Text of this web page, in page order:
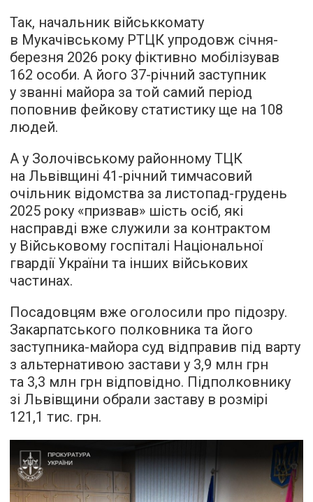
Так, начальник військкомату
в Мукачівському РТЦК упродовж січня-
березня 2026 року фіктивно мобілізував
162 особи. А його 37-річний заступник
у званні майора за той самий період
поповнив фейкову статистику ще на 108
людей.
А у Золочівському районному ТЦК
на Львівщині 41-річний тимчасовий
очільник відомства за листопад-грудень
2025 року «призвав» шість осіб, які
насправді вже служили за контрактом
у Військовому госпіталі Національної
гвардії України та інших військових
частинах.
Посадовцям вже оголосили про підозру.
Закарпатського полковника та його
заступника-майора суд відправив під варту
з альтернативою застави у 3,9 млн грн
та 3,3 млн грн відповідно. Підполковнику
зі Львівщини обрали заставу в розмірі
121,1 тис. грн.